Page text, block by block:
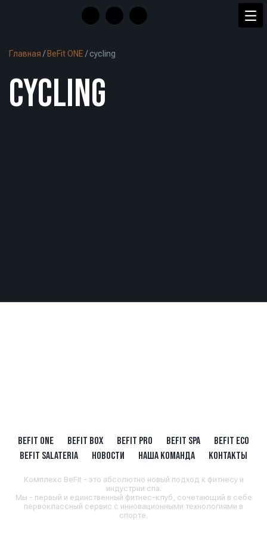
Главная / BeFit ONE /cycling
CYCLING
BEFIT ONE BEFIT BOX BEFIT PRO BEFIT SPA
BEFIT ECO
BEFIT SALATERIA
НОВОСТИ НАША КОМАНДА КОНТАКТЫ
Комплекс BeFit - это абсолютно новый подход к фитнесу и
индустрии спа.
Мы - первый и единственный фитнес-клуб, сочетающий в себе
первоклассный сервис с инновационными технологиями в
спорте.